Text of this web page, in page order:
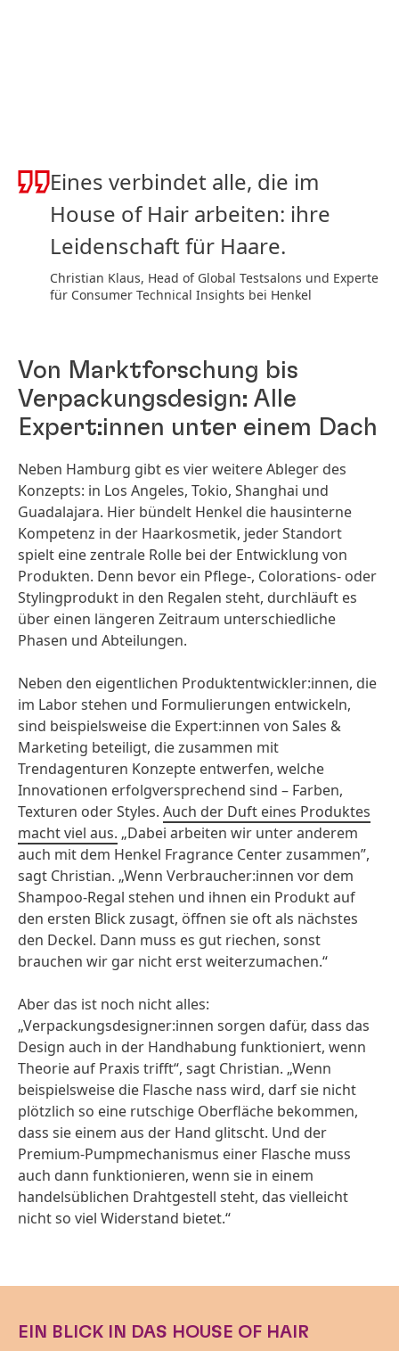
Eines verbindet alle, die im
House of Hair arbeiten: ihre
Leidenschaft für Haare.
Christian Klaus, Head of Global Testsalons und Experte
für Consumer Technical Insights bei Henkel
Von Marktforschung bis
Verpackungsdesign: Alle
Expert:innen unter einem Dach
Neben Hamburg gibt es vier weitere Ableger des
Konzepts: in Los Angeles, Tokio, Shanghai und
Guadalajara. Hier bündelt Henkel die hausinterne
Kompetenz in der Haarkosmetik, jeder Standort
spielt eine zentrale Rolle bei der Entwicklung von
Produkten. Denn bevor ein Pflege-, Colorations- oder
Stylingprodukt in den Regalen steht, durchläuft es
über einen längeren Zeitraum unterschiedliche
Phasen und Abteilungen.
Neben den eigentlichen Produktentwickler:innen, die
im Labor stehen und Formulierungen entwickeln,
sind beispielsweise die Expert:innen von Sales &
Marketing beteiligt, die zusammen mit
Trendagenturen Konzepte entwerfen, welche
Innovationen erfolgversprechend sind – Farben,
Texturen oder Styles. Auch der Duft eines Produktes
macht viel aus. „Dabei arbeiten wir unter anderem
auch mit dem Henkel Fragrance Center zusammen”,
sagt Christian. „Wenn Verbraucher:innen vor dem
Shampoo-Regal stehen und ihnen ein Produkt auf
den ersten Blick zusagt, öffnen sie oft als nächstes
den Deckel. Dann muss es gut riechen, sonst
brauchen wir gar nicht erst weiterzumachen.“
Aber das ist noch nicht alles:
„Verpackungsdesigner:innen sorgen dafür, dass das
Design auch in der Handhabung funktioniert, wenn
Theorie auf Praxis trifft“, sagt Christian. „Wenn
beispielsweise die Flasche nass wird, darf sie nicht
plötzlich so eine rutschige Oberfläche bekommen,
dass sie einem aus der Hand glitscht. Und der
Premium-Pumpmechanismus einer Flasche muss
auch dann funktionieren, wenn sie in einem
handelsüblichen Drahtgestell steht, das vielleicht
nicht so viel Widerstand bietet.“
EIN BLICK IN DAS HOUSE OF HAIR